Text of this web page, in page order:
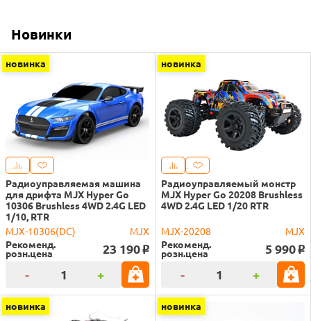
Новинки
новинка
Радиоуправляемая машина
для дрифта MJX Hyper Go
10306 Brushless 4WD 2.4G LED
1/10, RTR
MJX-10306(DC)
MJX
Рекоменд.
розн.цена 23 190 o
- +
новинка
Радиоуправляемый монстр
MJX Hyper Go 20208 Brushless
4WD 2.4G LED 1/20 RTR
MJX-20208
MJX
Рекоменд.
розн.цена 5 990 o
- +
новинка новинка